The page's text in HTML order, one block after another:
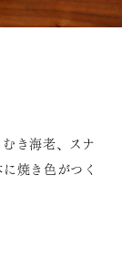
き海老、スナ
焼き色がつく